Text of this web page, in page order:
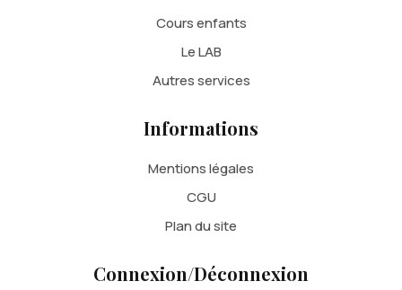
Cours enfants
Le LAB
Autres services
Informations
Mentions légales
CGU
Plan du site
Connexion/Déconnexion